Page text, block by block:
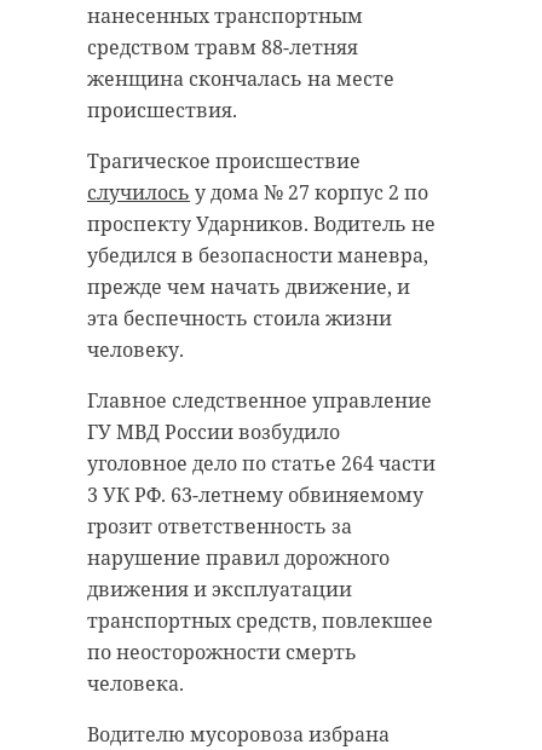
нанесенных транспортным
средством травм 88-летняя
женщина скончалась на месте
происшествия.
Трагическое происшествие
случилось у дома № 27 корпус 2 по
проспекту Ударников. Водитель не
убедился в безопасности маневра,
прежде чем начать движение, и
эта беспечность стоила жизни
человеку.
Главное следственное управление
ГУ МВД России возбудило
уголовное дело по статье 264 части
3 УК РФ. 63-летнему обвиняемому
грозит ответственность за
нарушение правил дорожного
движения и эксплуатации
транспортных средств, повлекшее
по неосторожности смерть
человека.
Водителю мусоровоза избрана